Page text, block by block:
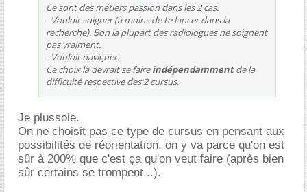
Ce sont des métiers passion dans les 2 cas.
- Vouloir soigner (à moins de te lancer dans la
recherche). Bon la plupart des radiologues ne soignent
pas vraiment.
- Vouloir naviguer.
Ce choix là devrait se faireindépendammentde la
difficulté respective des 2 cursus.
Je plussoie.
On ne choisit pas ce type de cursus en pensant aux
possibilités de réorientation, on y va parce qu'on est
sûr à 200% que c'est ça qu'on veut faire (après bien
sûr certains se trompent...).